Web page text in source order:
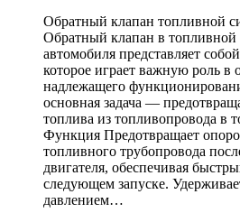
Обратный клапан топливной
Обратный клапан в топливной
автомобиля представляет
которое играет важную роль в
надлежащего
основная задача —
топлива из топливопровода в
Функция Предотвращает
топливного трубопровода
двигателя, обеспечивая
следующем запуске.
давлением…